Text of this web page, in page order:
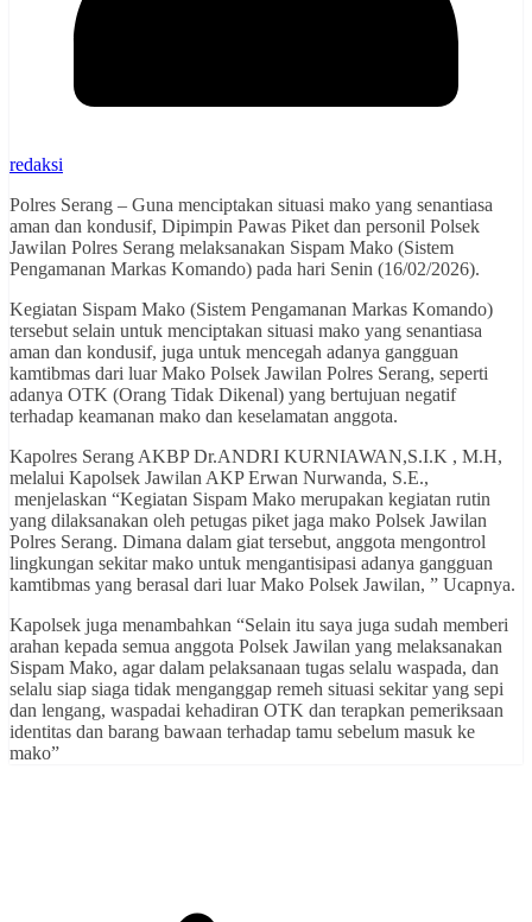
redaksi
Polres Serang – Guna menciptakan situasi mako yang senantiasa
aman dan kondusif, Dipimpin Pawas Piket dan personil Polsek
Jawilan Polres Serang melaksanakan Sispam Mako (Sistem
Pengamanan Markas Komando) pada hari Senin (16/02/2026).
Kegiatan Sispam Mako (Sistem Pengamanan Markas Komando)
tersebut selain untuk menciptakan situasi mako yang senantiasa
aman dan kondusif, juga untuk mencegah adanya gangguan
kamtibmas dari luar Mako Polsek Jawilan Polres Serang, seperti
adanya OTK (Orang Tidak Dikenal) yang bertujuan negatif
terhadap keamanan mako dan keselamatan anggota.
Kapolres Serang AKBP Dr.ANDRI KURNIAWAN,S.I.K , M.H,
melalui Kapolsek Jawilan AKP Erwan Nurwanda, S.E.,
menjelaskan “Kegiatan Sispam Mako merupakan kegiatan rutin
yang dilaksanakan oleh petugas piket jaga mako Polsek Jawilan
Polres Serang. Dimana dalam giat tersebut, anggota mengontrol
lingkungan sekitar mako untuk mengantisipasi adanya gangguan
kamtibmas yang berasal dari luar Mako Polsek Jawilan, ” Ucapnya.
Kapolsek juga menambahkan “Selain itu saya juga sudah memberi
arahan kepada semua anggota Polsek Jawilan yang melaksanakan
Sispam Mako, agar dalam pelaksanaan tugas selalu waspada, dan
selalu siap siaga tidak menganggap remeh situasi sekitar yang sepi
dan lengang, waspadai kehadiran OTK dan terapkan pemeriksaan
identitas dan barang bawaan terhadap tamu sebelum masuk ke
mako”